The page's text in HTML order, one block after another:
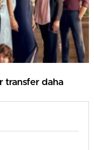
transfer daha